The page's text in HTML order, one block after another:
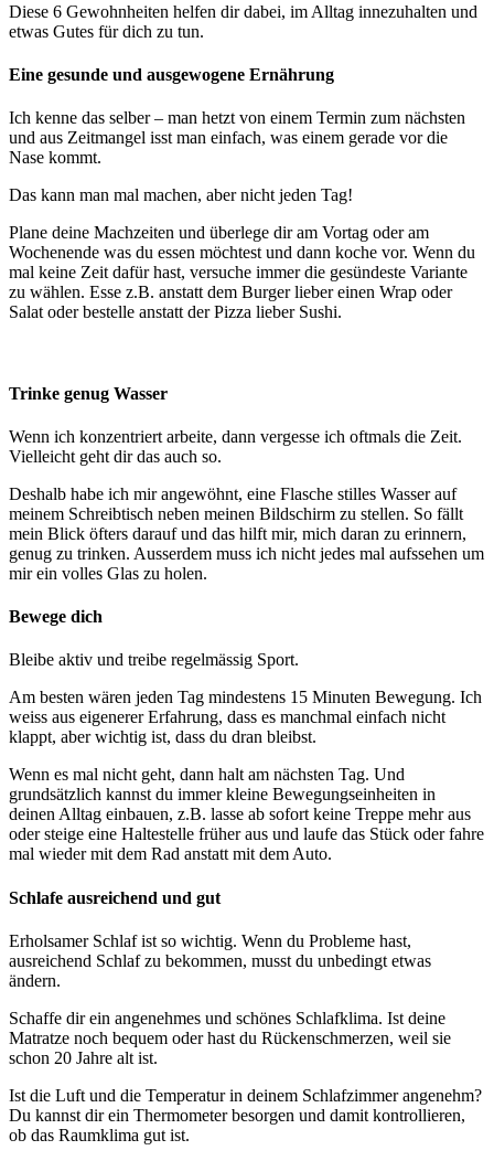
Diese 6 Gewohnheiten helfen dir dabei, im Alltag innezuhalten und
etwas Gutes für dich zu tun.
Eine gesunde und ausgewogene Ernährung
Ich kenne das selber – man hetzt von einem Termin zum nächsten
und aus Zeitmangel isst man einfach, was einem gerade vor die
Nase kommt.
Das kann man mal machen, aber nicht jeden Tag!
Plane deine Machzeiten und überlege dir am Vortag oder am
Wochenende was du essen möchtest und dann koche vor. Wenn du
mal keine Zeit dafür hast, versuche immer die gesündeste Variante
zu wählen. Esse z.B. anstatt dem Burger lieber einen Wrap oder
Salat oder bestelle anstatt der Pizza lieber Sushi.
Trinke genug Wasser
Wenn ich konzentriert arbeite, dann vergesse ich oftmals die Zeit.
Vielleicht geht dir das auch so.
Deshalb habe ich mir angewöhnt, eine Flasche stilles Wasser auf
meinem Schreibtisch neben meinen Bildschirm zu stellen. So fällt
mein Blick öfters darauf und das hilft mir, mich daran zu erinnern,
genug zu trinken. Ausserdem muss ich nicht jedes mal aufssehen um
mir ein volles Glas zu holen.
Bewege dich
Bleibe aktiv und treibe regelmässig Sport.
Am besten wären jeden Tag mindestens 15 Minuten Bewegung. Ich
weiss aus eigenerer Erfahrung, dass es manchmal einfach nicht
klappt, aber wichtig ist, dass du dran bleibst.
Wenn es mal nicht geht, dann halt am nächsten Tag. Und
grundsätzlich kannst du immer kleine Bewegungseinheiten in
deinen Alltag einbauen, z.B. lasse ab sofort keine Treppe mehr aus
oder steige eine Haltestelle früher aus und laufe das Stück oder fahre
mal wieder mit dem Rad anstatt mit dem Auto.
Schlafe ausreichend und gut
Erholsamer Schlaf ist so wichtig. Wenn du Probleme hast,
ausreichend Schlaf zu bekommen, musst du unbedingt etwas
ändern.
Schaffe dir ein angenehmes und schönes Schlafklima. Ist deine
Matratze noch bequem oder hast du Rückenschmerzen, weil sie
schon 20 Jahre alt ist.
Ist die Luft und die Temperatur in deinem Schlafzimmer angenehm?
Du kannst dir ein Thermometer besorgen und damit kontrollieren,
ob das Raumklima gut ist.